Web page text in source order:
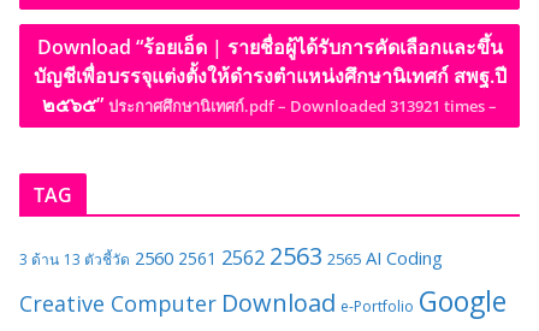
Download “ร้อยเอ็ด | รายชื่อผู้ได้รับการคัดเลือกและขึ้น
บัญชีเพื่อบรรจุแต่งตั้งให้ดำรงตำแหน่งศึกษานิเทศก์ สพฐ.ปี
๒๕๖๕” ประกาศศึกษานิเทศก์.pdf – Downloaded 313921 times –
TAG
3 ด้าน 13 ตัวชี้วัด 2560 2561 2562 2563 2565 AI Coding
Creative Computer Download e-Portfolio Google